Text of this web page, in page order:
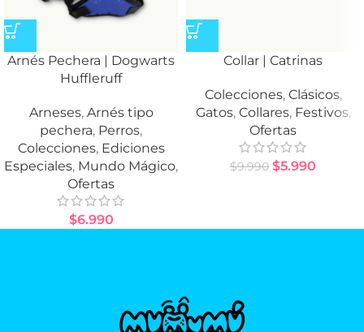
Arnés Pechera | Dogwarts
Huffleruff
Arneses, Arnés tipo
pechera, Perros,
Colecciones, Ediciones
Especiales, Mundo Mágico,
Ofertas
$6.990
Collar | Catrinas
Colecciones, Clásicos,
Gatos, Collares, Festivos,
Ofertas
$9.990 $5.990